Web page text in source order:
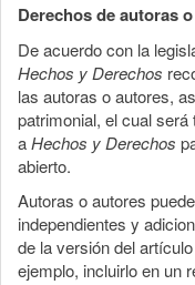
Derechos de autoras
De acuerdo con la
Hechos y Derechos
las autoras o autores,
patrimonial, el cual
aHechos y Derechos
abierto.
Autoras o autores
independientes y
de la versión del
ejemplo, incluirlo en un